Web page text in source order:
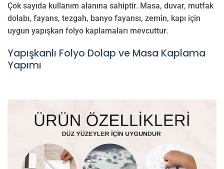
Çok sayıda kullanım alanına sahiptir. Masa, duvar, mutfak
dolabı, fayans, tezgah, banyo fayansı, zemin, kapı için
uygun yapışkan folyo kaplamaları mevcuttur.
Yapışkanlı Folyo Dolap ve Masa Kaplama
Yapımı